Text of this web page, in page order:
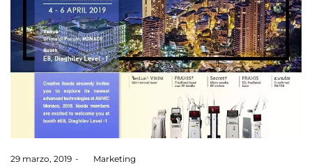
Posted
29 marzo, 2019 Marketing